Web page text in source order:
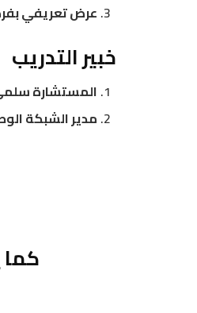
عرض تعريفي
خبير التدريب
المستشارة
مدير الشبكة